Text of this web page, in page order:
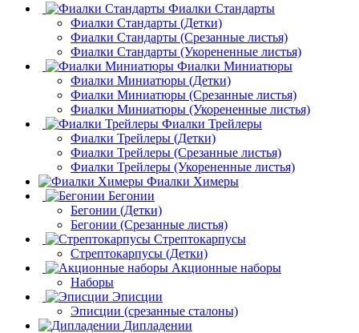
Фиалки Стандарты
Фиалки Стандарты (Детки)
Фиалки Стандарты (Срезанные листья)
Фиалки Стандарты (Укорененные листья)
Фиалки Миниатюры
Фиалки Миниатюры (Детки)
Фиалки Миниатюры (Срезанные листья)
Фиалки Миниатюры (Укорененные листья)
Фиалки Трейлеры
Фиалки Трейлеры (Детки)
Фиалки Трейлеры (Срезанные листья)
Фиалки Трейлеры (Укорененные листья)
Фиалки Химеры
Бегонии
Бегонии (Детки)
Бегонии (Срезанные листья)
Стрептокарпусы
Стрептокарпусы (Детки)
Акционные наборы
Наборы
Эписции
Эписции (срезанные сталоны)
Дипладении